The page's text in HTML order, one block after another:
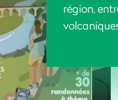
région,